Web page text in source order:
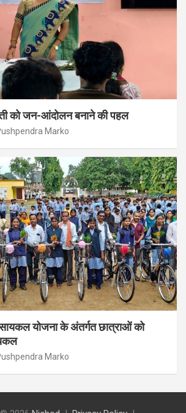
को जन-आंदोलन बनाने की पहल
Marko
योजना के अंतर्गत छात्राओं को
Marko